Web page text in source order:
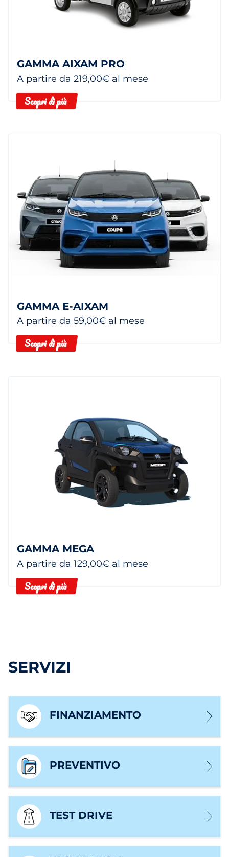
GAMMA AIXAM PRO
A partire da 219,00€ al mese
Scopri di più
GAMMA E-AIXAM
A partire da 59,00€ al mese
Scopri di più
GAMMA MEGA
A partire da 129,00€ al mese
Scopri di più
SERVIZI
FINANZIAMENTO
PREVENTIVO
TEST DRIVE